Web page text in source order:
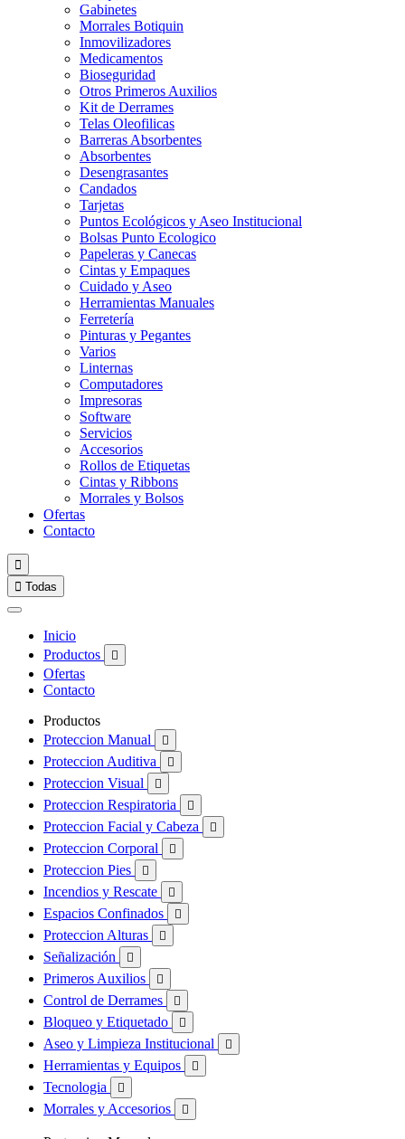
Gabinetes
Morrales Botiquin
Inmovilizadores
Medicamentos
Bioseguridad
Otros Primeros Auxilios
Kit de Derrames
Telas Oleofilicas
Barreras Absorbentes
Absorbentes
Desengrasantes
Candados
Tarjetas
Puntos Ecológicos y Aseo Institucional
Bolsas Punto Ecologico
Papeleras y Canecas
Cintas y Empaques
Cuidado y Aseo
Herramientas Manuales
Ferretería
Pinturas y Pegantes
Varios
Linternas
Computadores
Impresoras
Software
Servicios
Accesorios
Rollos de Etiquetas
Cintas y Ribbons
Morrales y Bolsos
Ofertas
Contacto

 Todas
Inicio
Productos

Ofertas
Contacto
Productos
Proteccion Manual

Proteccion Auditiva 
Proteccion Visual 
Proteccion Respiratoria 
Proteccion Facial y Cabeza 
Proteccion Corporal 
Proteccion Pies 
Incendios y Rescate 
Espacios Confinados 
Proteccion Alturas 
Señalización 
Primeros Auxilios 
Control de Derrames 
Bloqueo y Etiquetado 
Aseo y Limpieza Institucional 
Herramientas y Equipos 
Tecnologia 
Morrales y Accesorios 